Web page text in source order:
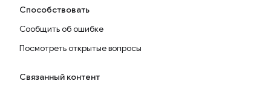
Способствовать
Сообщить об ошибке
Посмотреть открытые вопросы
Связанный контент